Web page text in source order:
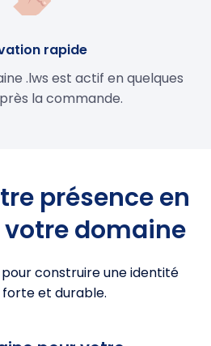
rapide
.lws est actif en quelques
la commande.
présence en
domaine
construire une identité
et durable.